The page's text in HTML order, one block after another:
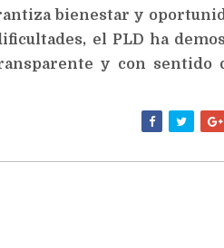
bienestar y
el PLD ha
y con sentido